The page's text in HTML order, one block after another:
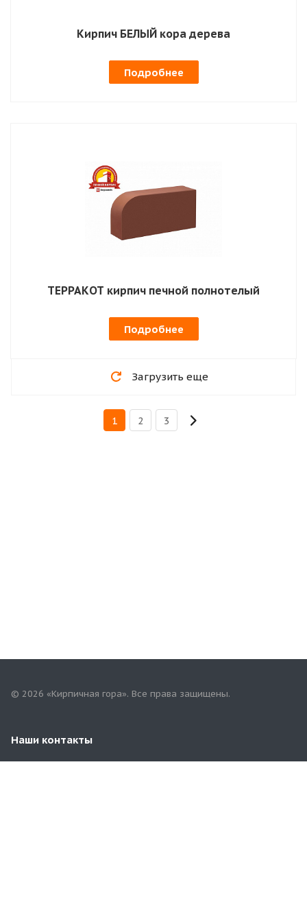
Кирпич БЕЛЫЙ кора дерева
Подробнее
ТЕРРАКОТ кирпич печной полнотелый
Подробнее
Загрузить еще
1 2 3
© 2026 «Кирпичная гора». Все права защищены.
Наши контакты
+7(967)757-68-68